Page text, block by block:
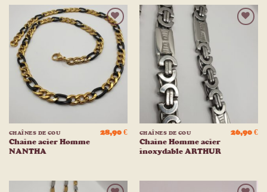
Ajouter
à la
liste
d’envies
CHAÎNES DE COU
Chaine acier Homme
NANTHA
28,90€ CHAÎNES DE COU
Chaine Homme acier
inoxydable ARTHUR
26,90€